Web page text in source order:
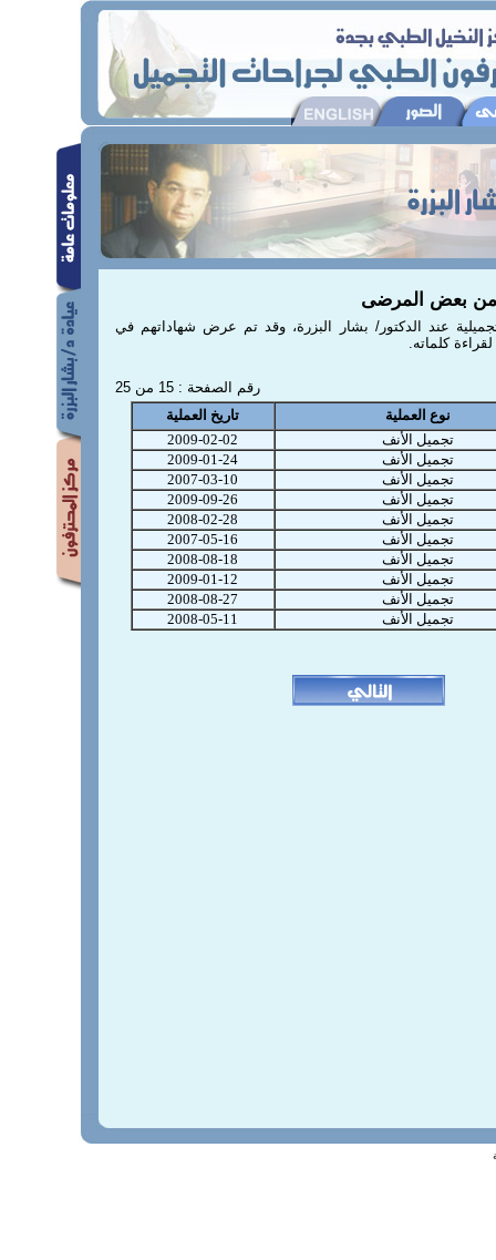
بعض المرضى
عند الدكتور/ بشار البزرة، وقد تم عرض شهاداتهم في
كلماته.
رقم الصفحة : 15 من 25
نوع العملية
تاريخ العملية
تجميل الأنف
2009-02-02
تجميل الأنف
2009-01-24
تجميل الأنف
2007-03-10
تجميل الأنف
2009-09-26
تجميل الأنف
2008-02-28
تجميل الأنف
2007-05-16
تجميل الأنف
2008-08-18
تجميل الأنف
2009-01-12
تجميل الأنف
2008-08-27
تجميل الأنف
2008-05-11